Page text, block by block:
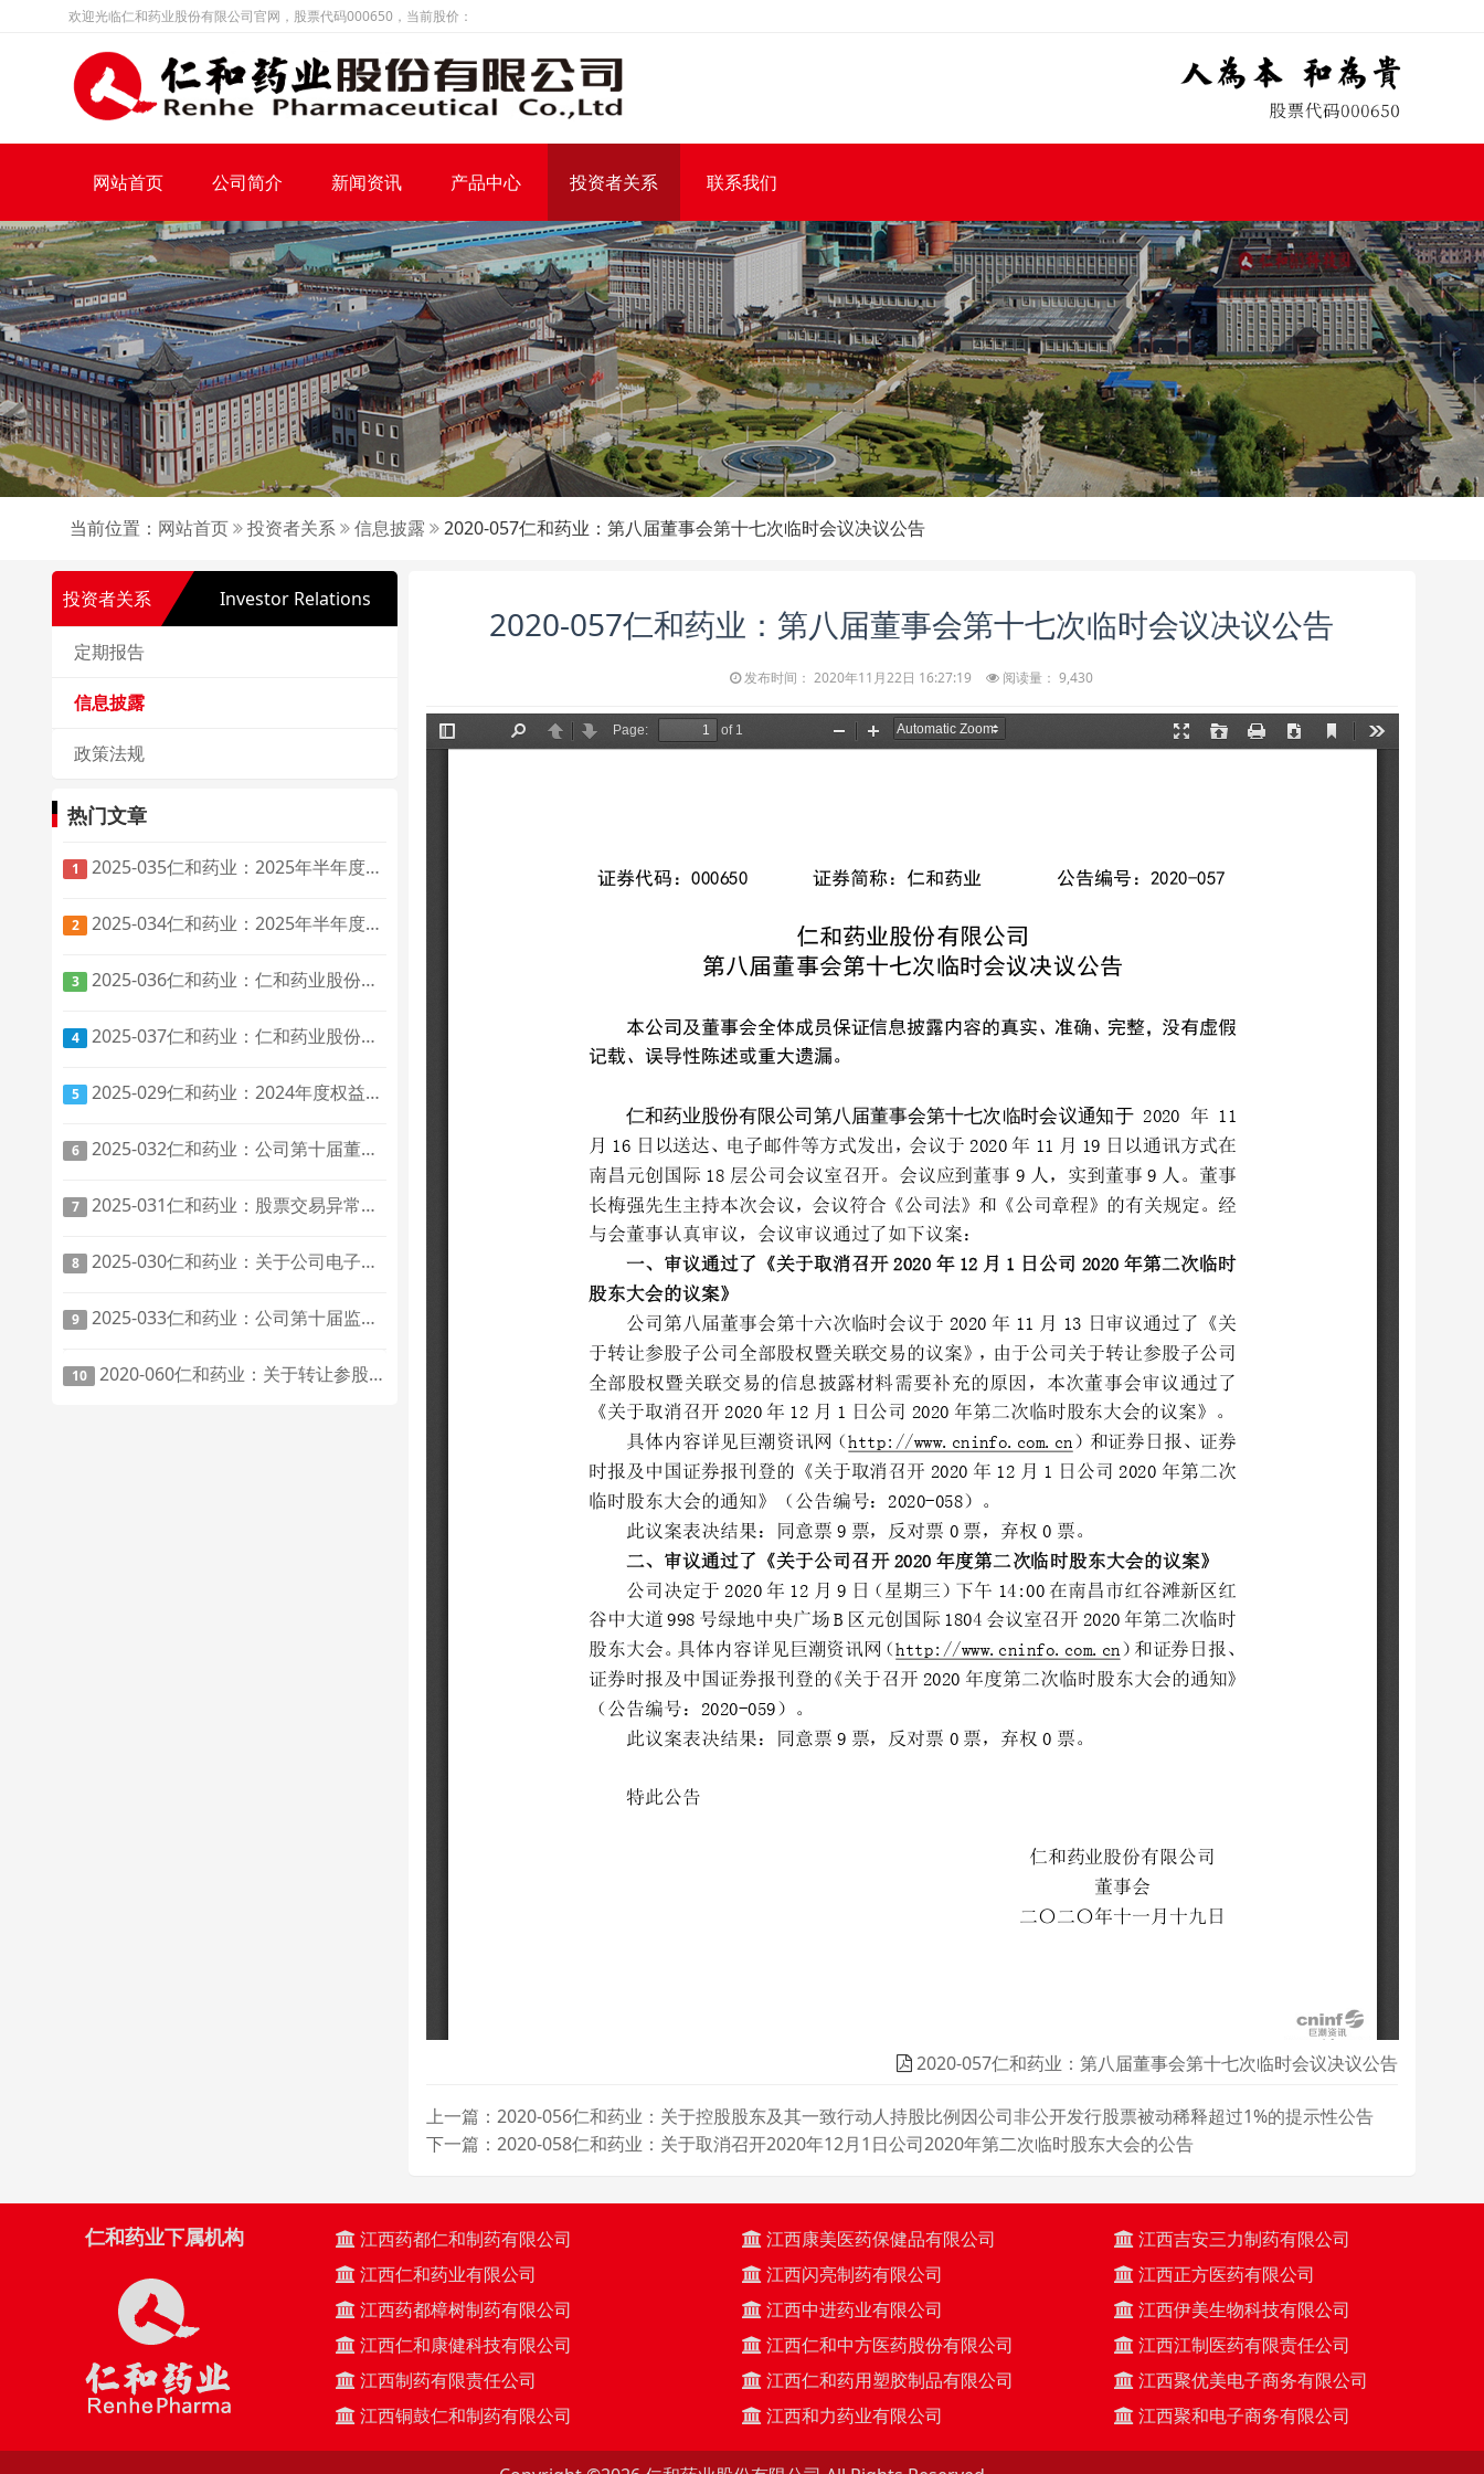
欢迎光临仁和药业股份有限公司官网，股票代码000650，当前股价：
网站首页 公司简介 新闻资讯 产品中心 投资者关系 联系我们
当前位置： 网站首页 投资者关系 信息披露 2020-057仁和药业：第八届董事会第十七次临时会议决议公告
投资者关系 Investor Relations
定期报告
信息披露
政策法规
热门文章
1 2025-035仁和药业：2025年半年度报告
2 2025-034仁和药业：2025年半年度报告摘要
3 2025-036仁和药业：仁和药业股份有限公司第十届董事会第三次会议决议公告
4 2025-037仁和药业：仁和药业股份有限公司关于修订《公司章程》及相关制度的公告
5 2025-029仁和药业：2024年度权益分派实施公告
6 2025-032仁和药业：公司第十届董事会第二次会议决议公告
7 2025-031仁和药业：股票交易异常波动公告
8 2025-030仁和药业：关于公司电子邮箱变更的公告
9 2025-033仁和药业：公司第十届监事会第二次会议决议公告
10 2020-060仁和药业：关于转让参股子公司全部股权暨关联交易的补充公告
2020-057仁和药业：第八届董事会第十七次临时会议决议公告
发布时间： 2020年11月22日 16:27:19 阅读量： 9,430
2020-057仁和药业：第八届董事会第十七次临时会议决议公告
上一篇：2020-056仁和药业：关于控股股东及其一致行动人持股比例因公司非公开发行股票被动稀释超过1%的提示性公告
下一篇：2020-058仁和药业：关于取消召开2020年12月1日公司2020年第二次临时股东大会的公告
仁和药业下属机构
江西药都仁和制药有限公司
江西仁和药业有限公司
江西药都樟树制药有限公司
江西仁和康健科技有限公司
江西制药有限责任公司
江西铜鼓仁和制药有限公司
江西康美医药保健品有限公司
江西闪亮制药有限公司
江西中进药业有限公司
江西仁和中方医药股份有限公司
江西仁和药用塑胶制品有限公司
江西和力药业有限公司
江西吉安三力制药有限公司
江西正方医药有限公司
江西伊美生物科技有限公司
江西江制医药有限责任公司
江西聚优美电子商务有限公司
江西聚和电子商务有限公司